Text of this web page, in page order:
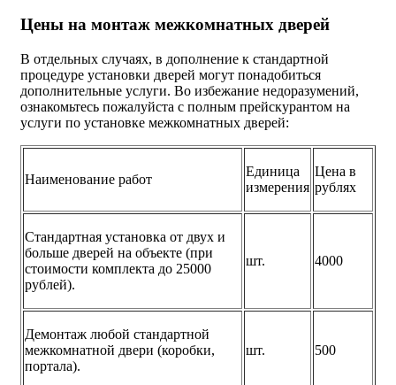
Цены на монтаж межкомнатных дверей
В отдельных случаях, в дополнение к стандартной
процедуре установки дверей могут понадобиться
дополнительные услуги. Во избежание недоразумений,
ознакомьтесь пожалуйста с полным прейскурантом на
услуги по установке межкомнатных дверей:
Наименование работ
Единица
измерения
Цена в
рублях
Стандартная установка от двух и
больше дверей на объекте (при
стоимости комплекта до 25000
рублей).
шт. 4000
Демонтаж любой стандартной
межкомнатной двери (коробки,
портала).
шт. 500